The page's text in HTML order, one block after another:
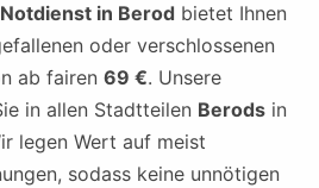
in Berod bietet Ihnen
oder verschlossenen
ab fairen 69 €. Unsere
in allen Stadtteilen Berods in
legen Wert auf meist
sodass keine unnötigen